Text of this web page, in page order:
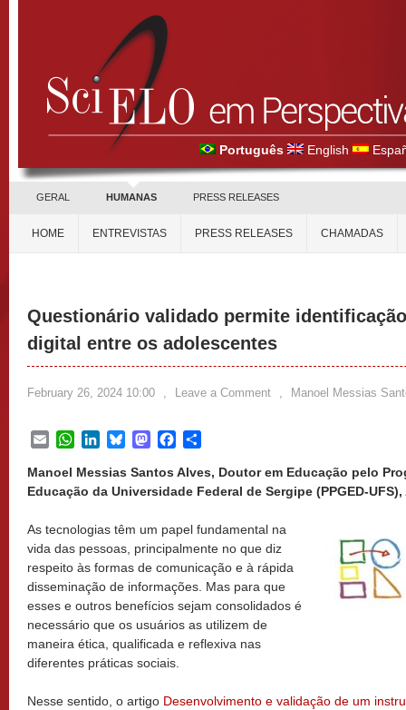
Português English
GERAL HUMANAS PRESS RELEASES
HOME ENTREVISTAS PRESS RELEASES CHAMADAS
Questionário validado permite
digital entre os adolescentes
February 26, 2024 10:00 , Leave a Comment , Manoel Messias
EmailWhatsApp
LinkedInBlueskyMastodonFacebook
Manoel Messias Santos Alves, Doutor em Educação pelo
Educação da Universidade Federal de Sergipe (PPGED-
As tecnologias têm um papel fundamental na
vida das pessoas, principalmente no que diz
respeito às formas de comunicação e à rápida
disseminação de informações. Mas para que
esses e outros benefícios sejam consolidados é
necessário que os usuários as utilizem de
maneira ética, qualificada e reflexiva nas
diferentes práticas sociais.
Nesse sentido, o artigo Desenvolvimento e validação de um